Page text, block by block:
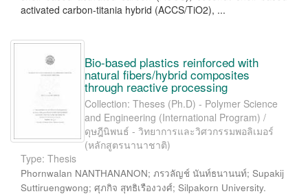
activated carbon-titania hybrid (ACCS/TiO2), ...
Bio-based plastics reinforced with
natural fibers/hybrid composites
through reactive processing
Collection: Theses (Ph.D) - Polymer Science
and Engineering (International Program) /
ดุษฎีนิพนธ์ - วิทยาการและวิศวกรรมพอลิเมอร์
(หลักสูตรนานาชาติ)
Type: Thesis
Phornwalan NANTHANANON; ภรวลัญช์ นันท์ธนานนท์; Supakij
Suttiruengwong; ศุภกิจ สุทธิเรืองวงศ์; Silpakorn University.